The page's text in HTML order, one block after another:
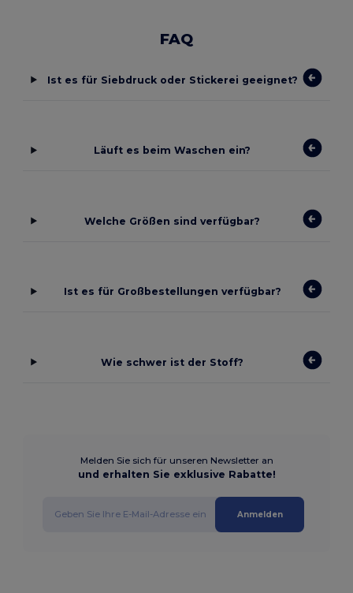
FAQ
Ist es für Siebdruck oder Stickerei geeignet?
Läuft es beim Waschen ein?
Welche Größen sind verfügbar?
Ist es für Großbestellungen verfügbar?
Wie schwer ist der Stoff?
Melden Sie sich für unseren Newsletter an
und erhalten Sie exklusive Rabatte!
Anmelden